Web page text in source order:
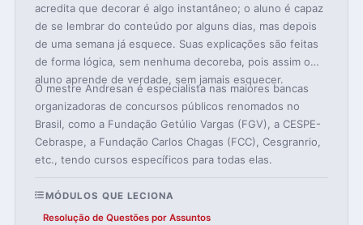
acredita que decorar é algo instantâneo; o aluno é capaz
de se lembrar do conteúdo por alguns dias, mas depois
de uma semana já esquece. Suas explicações são feitas
de forma lógica, sem nenhuma decoreba, pois assim o
aluno aprende de verdade, sem jamais esquecer.
O mestre Andresan é especialista nas maiores bancas
organizadoras de concursos públicos renomados no
Brasil, como a Fundação Getúlio Vargas (FGV), a CESPE-
Cebraspe, a Fundação Carlos Chagas (FCC), Cesgranrio,
etc., tendo cursos específicos para todas elas.
MÓDULOS QUE LECIONA
Resolução de Questões por Assuntos